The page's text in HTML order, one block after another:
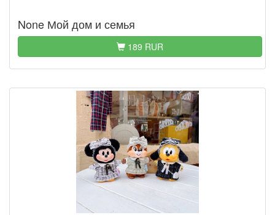
None Мой дом и семья
189 RUR